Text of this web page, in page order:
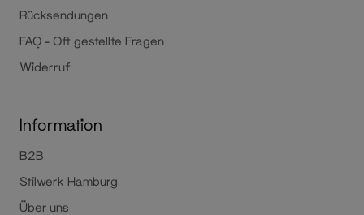
Rücksendungen
FAQ - Oft gestellte Fragen
Widerruf
Information
B2B
Stilwerk Hamburg
Über uns